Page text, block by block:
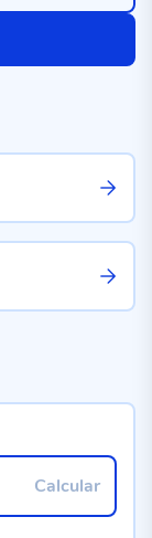
Calcular